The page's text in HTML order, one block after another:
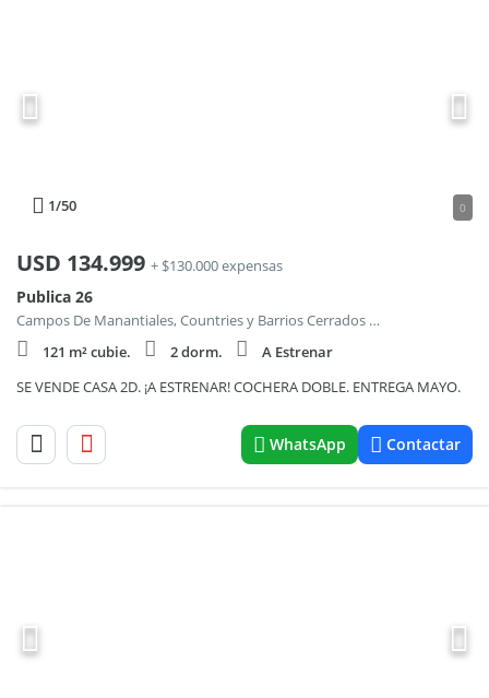
1/50 0
USD 134.999 + $130.000 expensas
Publica 26
Campos De Manantiales, Countries y Barrios Cerrados en Cordoba Capital
121 m² cubie.
2 dorm.
A Estrenar
SE VENDE CASA 2D. ¡A ESTRENAR! COCHERA DOBLE. ENTREGA MAYO.
WhatsApp Contactar